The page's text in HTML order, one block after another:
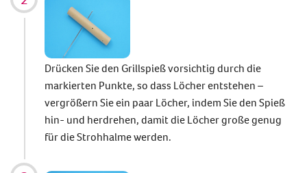
Drücken Sie den Grillspieß vorsichtig durch die
markierten Punkte, so dass Löcher entstehen –
vergrößern Sie ein paar Löcher, indem Sie den Spieß
hin- und herdrehen, damit die Löcher große genug
für die Strohhalme werden.